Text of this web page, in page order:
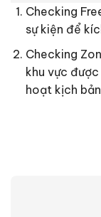
Checking
sự kiện để
Checking
khu vực
hoạt kịch